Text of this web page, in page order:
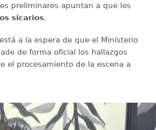
preliminares apuntan a que los
sicarios.
a la espera de que el Ministerio
de forma oficial los hallazgos
el procesamiento de la escena a